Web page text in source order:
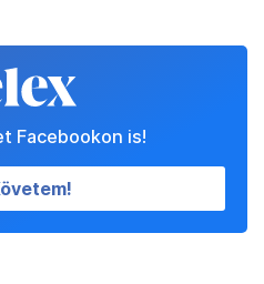
Facebookon is!